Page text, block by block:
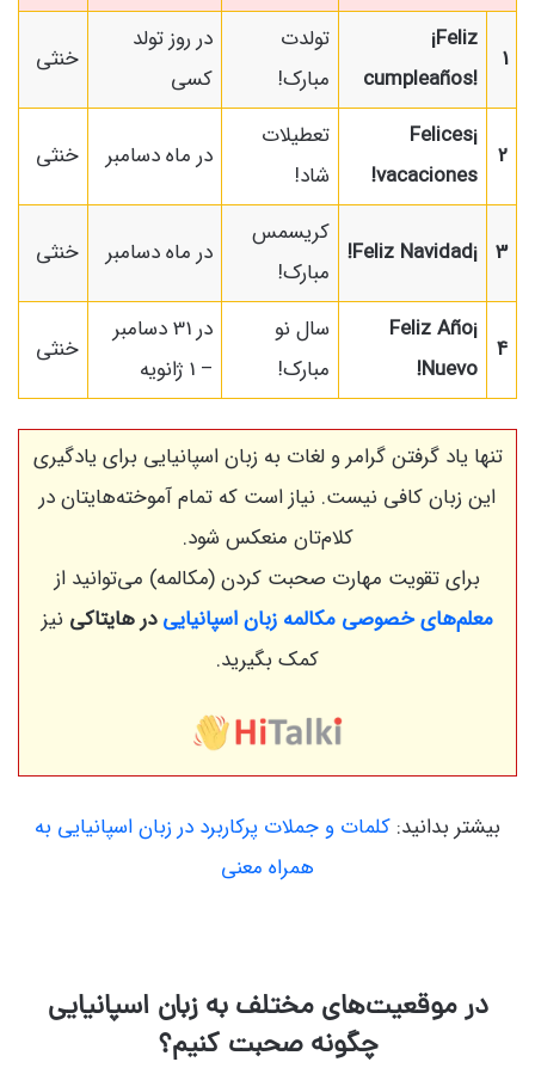
1
¡Feliz
cumpleaños!
تولدت
مبارک!
در روز تولد
کسی
خنثی
2
¡Felices
vacaciones!
تعطیلات
شاد!
در ماه دسامبر خنثی
3
¡Feliz Navidad!
کریسمس
مبارک!
در ماه دسامبر خنثی
4
¡Feliz Año
Nuevo!
سال نو
مبارک!
در 31 دسامبر
– 1 ژانویه
خنثی
تنها یاد گرفتن گرامر و لغات به زبان اسپانیایی برای یادگیری
این زبان کافی نیست. نیاز است که تمام آموخته‌هایتان در
کلام‌تان منعکس شود.
برای تقویت مهارت صحبت کردن‌ (مکالمه) می‌توانید از
معلم‌های خصوصی مکالمه زبان اسپانیاییدر هایتاکی نیز
کمک بگیرید.
بیشتر بدانید: کلمات و جملات پرکاربرد در زبان اسپانیایی به
همراه معنی
در موقعیت‌های مختلف به زبان اسپانیایی
چگونه صحبت کنیم؟